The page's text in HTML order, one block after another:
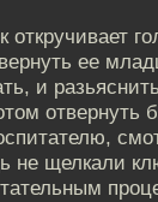
откручивает
ее
и
отвернуть
не щелкали